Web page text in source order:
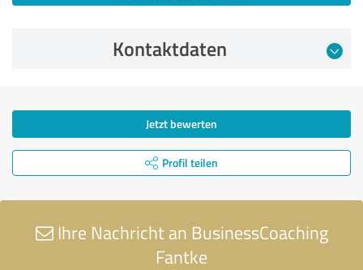
Kontaktdaten
Jetzt bewerten
Profil teilen
Ihre Nachricht an BusinessCoaching
Fantke